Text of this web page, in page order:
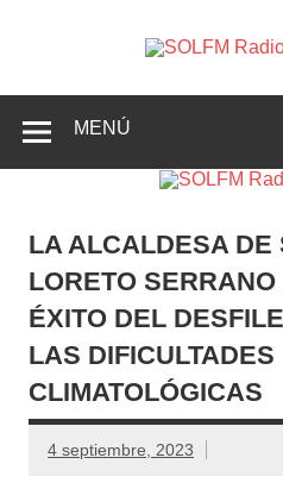
Crevillente, Radio en
MENÚ
LA ALCALDESA DE
LORETO
ÉXITO DEL
LAS DIFICULTADES
CLIMATOLÓGICAS
4 septiembre, 2023